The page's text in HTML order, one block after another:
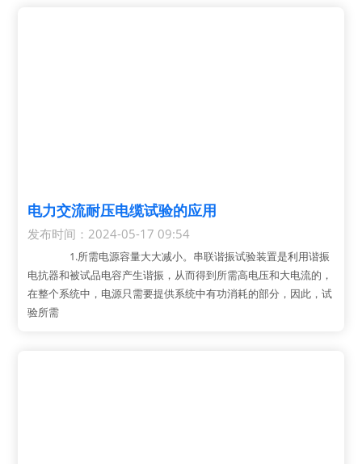
电力交流耐压电缆试验的应用
发布时间：2024-05-17 09:54
1.所需电源容量大大减小。串联谐振试验装置是利用谐振
电抗器和被试品电容产生谐振，从而得到所需高电压和大电流的，
在整个系统中，电源只需要提供系统中有功消耗的部分，因此，试
验所需